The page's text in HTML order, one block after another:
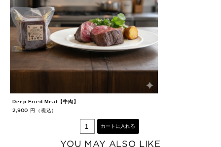
Deep Fried Meat【牛肉】
2,900 円（税込）
カートに入れる
YOU MAY ALSO LIKE